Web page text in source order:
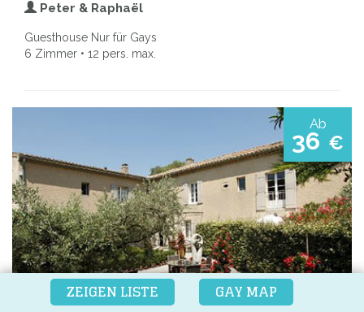
Peter & Raphaël
Guesthouse Nur für Gays
6 Zimmer • 12 pers. max.
Ab
36 €
ZEIGEN LISTE GAY MAP